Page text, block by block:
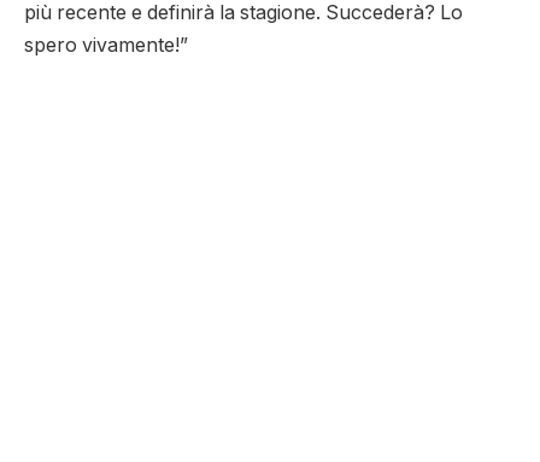
più recente e definirà la stagione. Succederà? Lo
spero vivamente!”